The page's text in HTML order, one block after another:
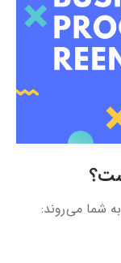
شما می‌روند: